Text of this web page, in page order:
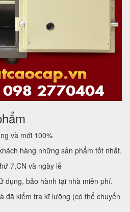
và mới 100%
hàng những sản phẩm tốt nhất.
7,CN và ngày lễ
dụng, bảo hành tại nhà miễn phí.
đã kiểm tra kĩ lưỡng (có thể chuyển